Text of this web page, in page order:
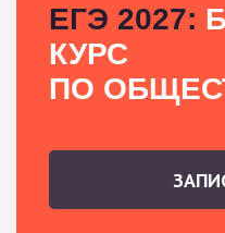
ЕГЭ 2027:
КУРС
ПО